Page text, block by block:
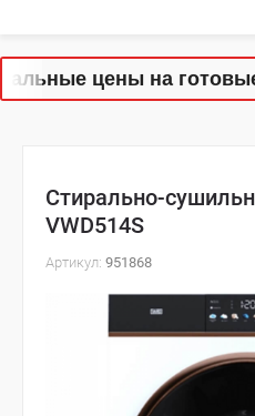
цены на готовые
Стирально-
VWD514S
Артикул: 951868